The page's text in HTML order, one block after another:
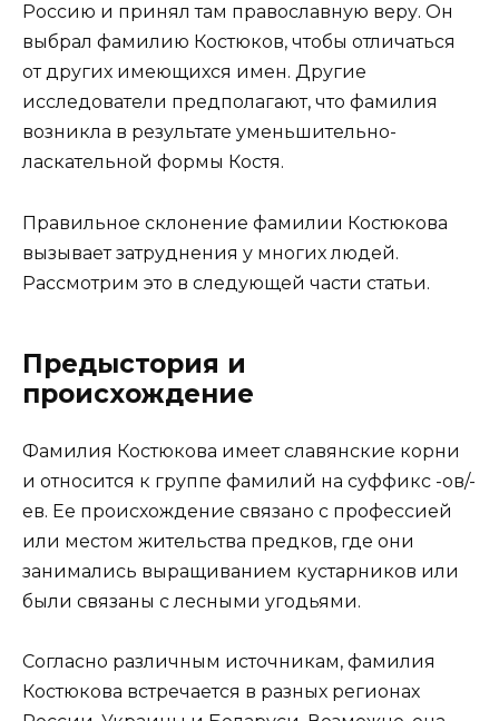
Россию и принял там православную веру. Он
выбрал фамилию Костюков, чтобы отличаться
от других имеющихся имен. Другие
исследователи предполагают, что фамилия
возникла в результате уменьшительно-
ласкательной формы Костя.
Правильное склонение фамилии Костюкова
вызывает затруднения у многих людей.
Рассмотрим это в следующей части статьи.
Предыстория и
происхождение
Фамилия Костюкова имеет славянские корни
и относится к группе фамилий на суффикс -ов/-
ев. Ее происхождение связано с профессией
или местом жительства предков, где они
занимались выращиванием кустарников или
были связаны с лесными угодьями.
Согласно различным источникам, фамилия
Костюкова встречается в разных регионах